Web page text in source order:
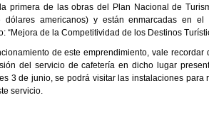
primera de las obras del Plan Nacional de
dólares americanos) y están enmarcadas en el
“Mejora de la Competitividad de los Destinos
de este emprendimiento, vale
del servicio de cafetería en dicho lugar
3 de junio, se podrá visitar las instalaciones
servicio.